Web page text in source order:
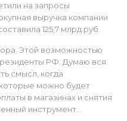
на запросы
выручка компании
125,7 млрд руб.
Этой возможностью
резиденты РФ. Думаю вся
смысл, когда
можно будет
в магазинах и снятия
инструмент…